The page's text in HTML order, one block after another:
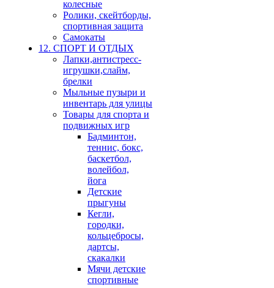
колесные
Ролики, скейтборды,
спортивная защита
Самокаты
12. СПОРТ И ОТДЫХ
Лапки,антистресс-
игрушки,слайм,
брелки
Мыльные пузыри и
инвентарь для улицы
Товары для спорта и
подвижных игр
Бадминтон,
теннис, бокс,
баскетбол,
волейбол,
йога
Детские
прыгуны
Кегли,
городки,
кольцебросы,
дартсы,
скакалки
Мячи детские
спортивные